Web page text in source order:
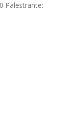
Palestrante: